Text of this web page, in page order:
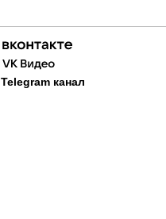
Telegram канал